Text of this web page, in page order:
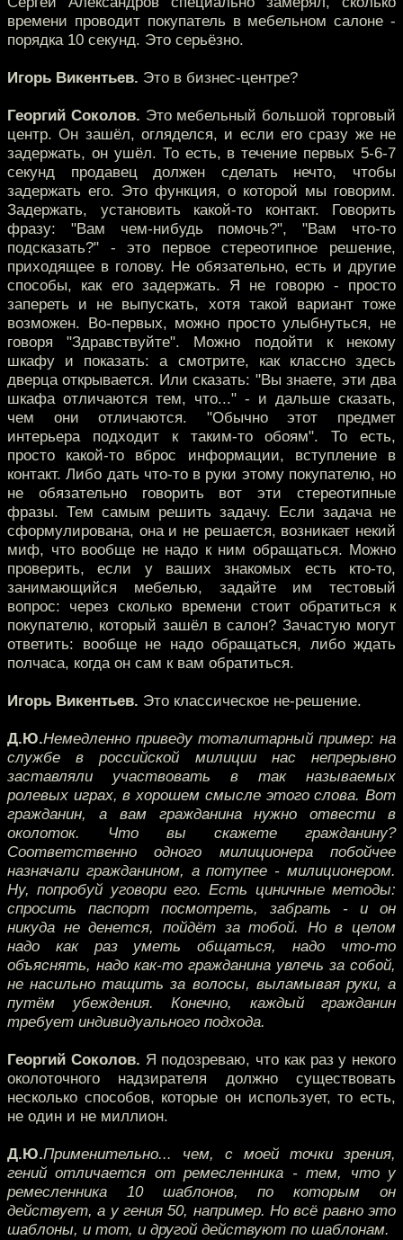
времени проводит покупатель в мебельном салоне -
порядка 10 секунд. Это серьёзно.
Игорь Викентьев. Это в бизнес-центре?
Георгий Соколов. Это мебельный большой торговый
центр. Он зашёл, огляделся, и если его сразу же не
задержать, он ушёл. То есть, в течение первых 5-6-7
секунд продавец должен сделать нечто, чтобы
задержать его. Это функция, о которой мы говорим.
Задержать, установить какой-то контакт. Говорить
фразу: "Вам чем-нибудь помочь?", "Вам что-то
подсказать?" - это первое стереотипное решение,
приходящее в голову. Не обязательно, есть и другие
способы, как его задержать. Я не говорю - просто
запереть и не выпускать, хотя такой вариант тоже
возможен. Во-первых, можно просто улыбнуться, не
говоря "Здравствуйте". Можно подойти к некому
шкафу и показать: а смотрите, как классно здесь
дверца открывается. Или сказать: "Вы знаете, эти два
шкафа отличаются тем, что..." - и дальше сказать,
чем они отличаются. "Обычно этот предмет
интерьера подходит к таким-то обоям". То есть,
просто какой-то вброс информации, вступление в
контакт. Либо дать что-то в руки этому покупателю, но
не обязательно говорить вот эти стереотипные
фразы. Тем самым решить задачу. Если задача не
сформулирована, она и не решается, возникает некий
миф, что вообще не надо к ним обращаться. Можно
проверить, если у ваших знакомых есть кто-то,
занимающийся мебелью, задайте им тестовый
вопрос: через сколько времени стоит обратиться к
покупателю, который зашёл в салон? Зачастую могут
ответить: вообще не надо обращаться, либо ждать
полчаса, когда он сам к вам обратиться.
Игорь Викентьев. Это классическое не-решение.
Д.Ю.Немедленно приведу тоталитарный пример: на
службе в российской милиции нас непрерывно
заставляли участвовать в так называемых
ролевых играх, в хорошем смысле этого слова. Вот
гражданин, а вам гражданина нужно отвести в
околоток. Что вы скажете гражданину?
Соответственно одного милиционера побойчее
назначали гражданином, а потупее - милиционером.
Ну, попробуй уговори его. Есть циничные методы:
спросить паспорт посмотреть, забрать - и он
никуда не денется, пойдёт за тобой. Но в целом
надо как раз уметь общаться, надо что-то
объяснять, надо как-то гражданина увлечь за собой,
не насильно тащить за волосы, выламывая руки, а
путём убеждения. Конечно, каждый гражданин
требует индивидуального подхода.
Георгий Соколов. Я подозреваю, что как раз у некого
околоточного надзирателя должно существовать
несколько способов, которые он использует, то есть,
не один и не миллион.
Д.Ю.Применительно... чем, с моей точки зрения,
гений отличается от ремесленника - тем, что у
ремесленника 10 шаблонов, по которым он
действует, а у гения 50, например. Но всё равно это
шаблоны, и тот, и другой действуют по шаблонам.